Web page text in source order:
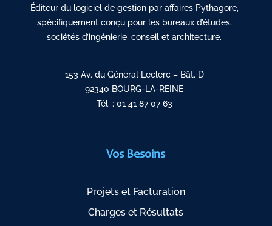
Éditeur du logiciel de gestion par affaires Pythagore,
spécifiquement conçu pour les bureaux d’études,
sociétés d’ingénierie, conseil et architecture.
153 Av. du Général Leclerc – Bât. D
92340 BOURG-LA-REINE
Tél. : 01 41 87 07 63
Vos Besoins
Projets et Facturation
Charges et Résultats